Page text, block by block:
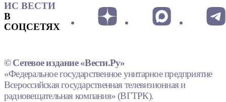
ИС ВЕСТИ
В
СОЦСЕТЯХ
© Сетевое издание «Вести.Ру»
«Федеральное государственное унитарное предприятие
Всероссийская государственная телевизионная и
радиовещательная компания» (ВГТРК).